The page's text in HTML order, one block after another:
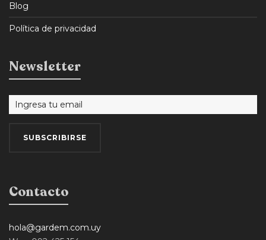
Blog
Política de privacidad
Newsletter
Contacto
hola@gardem.com.uy